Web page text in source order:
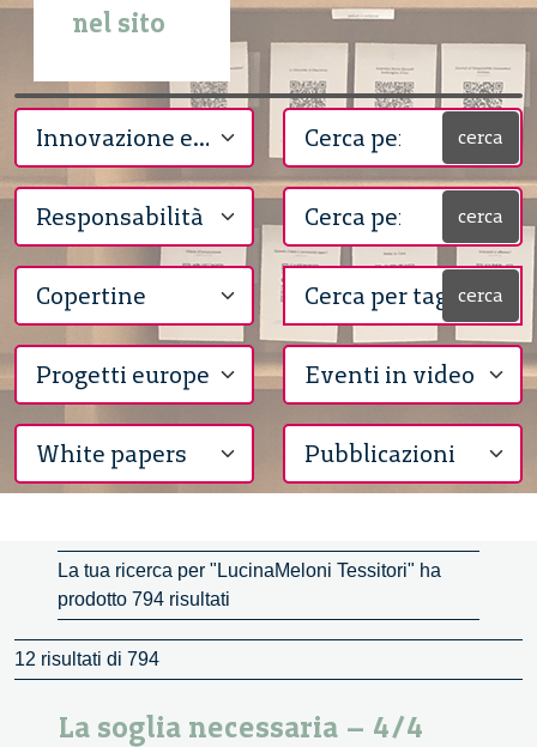
nel sito
cerca
cerca
cerca
La tua ricerca per "LucinaMeloni Tessitori" ha
prodotto 794 risultati
12 risultati di 794
La soglia necessaria – 4/4